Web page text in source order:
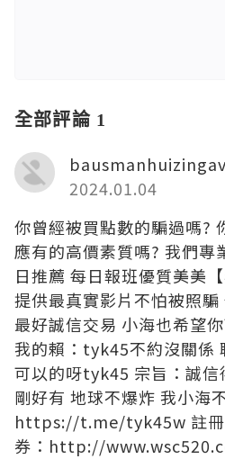
全部評論 1
2024.01.04
你曾經被買點數的騙過嗎?
應有的高價素質嗎? 我們專
日推薦 每日報班優質美美
提供最真實影片不怕被照
最好誠信交易 小海也希望
我的賴：tyk45不約沒關係
可以的呀tyk45 宗旨：誠信
剛好有 地球不爆炸 我小海
https://t.me/tyk45w 註冊
券：http://